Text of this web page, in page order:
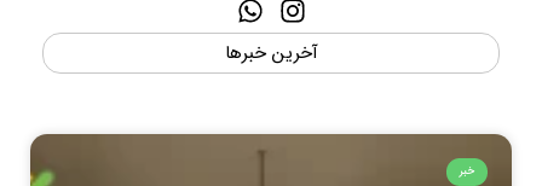
آخرین خبرها
خبر